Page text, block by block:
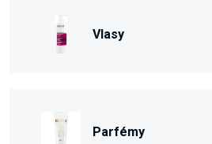
Vlasy
Parfémy